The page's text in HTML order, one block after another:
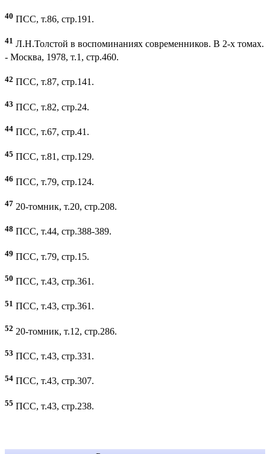
40 ПСС, т.86, стр.191.
41 Л.Н.Толстой в воспоминаниях современников. В 2-х томах.
- Москва, 1978, т.1, стр.460.
42 ПСС, т.87, стр.141.
43 ПСС, т.82, стр.24.
44 ПСС, т.67, стр.41.
45 ПСС, т.81, стр.129.
46 ПСС, т.79, стр.124.
47 20-томник, т.20, стр.208.
48 ПСС, т.44, стр.388-389.
49 ПСС, т.79, стр.15.
50 ПСС, т.43, стр.361.
51 ПСС, т.43, стр.361.
52 20-томник, т.12, стр.286.
53 ПСС, т.43, стр.331.
54 ПСС, т.43, стр.307.
55 ПСС, т.43, стр.238.